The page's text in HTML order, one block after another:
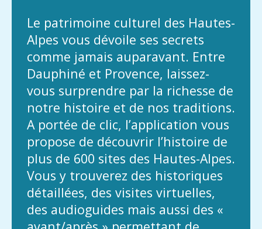
Le patrimoine culturel des Hautes-
Alpes vous dévoile ses secrets
comme jamais auparavant. Entre
Dauphiné et Provence, laissez-
vous surprendre par la richesse de
notre histoire et de nos traditions.
A portée de clic, l’application vous
propose de découvrir l’histoire de
plus de 600 sites des Hautes-Alpes.
Vous y trouverez des historiques
détaillées, des visites virtuelles,
des audioguides mais aussi des «